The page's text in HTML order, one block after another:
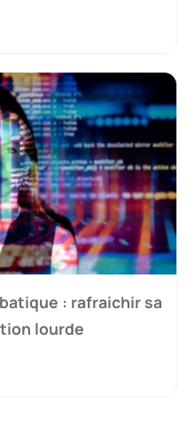
: rafraichir sa
lourde